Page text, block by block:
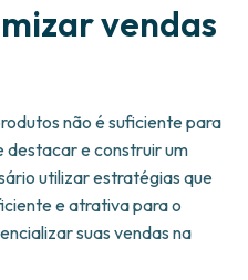
vendas
não é suficiente para
destacar e construir um
utilizar estratégias que
e atrativa para o
suas vendas na